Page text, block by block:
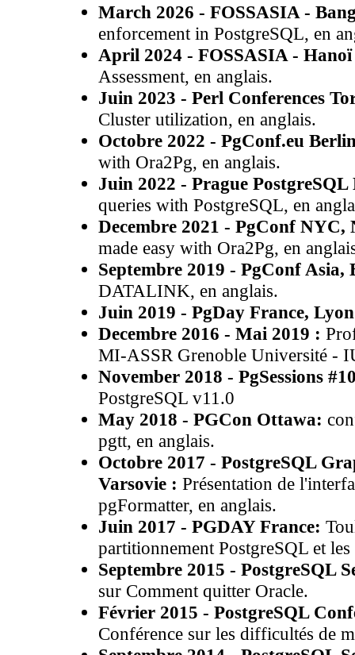
March 2026 - FOSSASIA -
enforcement in PostgreSQL, en
April 2024 - FOSSASIA - Hanoï
Assessment, en anglais.
Juin 2023 - Perl Conferences
Cluster utilization, en anglais.
Octobre 2022 - PgConf.eu
with Ora2Pg, en anglais.
Juin 2022 - Prague PostgreSQL
queries with PostgreSQL, en
Decembre 2021 - PgConf NYC,
made easy with Ora2Pg, en
Septembre 2019 - PgConf Asia,
DATALINK, en anglais.
Juin 2019 - PgDay France,
Decembre 2016 - Mai 2019 :
MI-ASSR Grenoble Université -
November 2018 - PgSessions
PostgreSQL v11.0
May 2018 - PGCon Ottawa:
pgtt, en anglais.
Octobre 2017 - PostgreSQL
Varsovie : Présentation de
pgFormatter, en anglais.
Juin 2017 - PGDAY France:
partitionnement PostgreSQL et
Septembre 2015 - PostgreSQL
sur Comment quitter Oracle.
Février 2015 - PostgreSQL
Conférence sur les difficultés de